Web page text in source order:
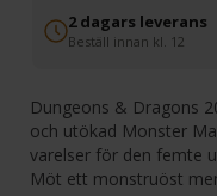
2 dagars leverans
Beställ innan kl. 12
Dungeons & Dragons
och utökad Monster
varelser för den femte
Möt ett monstruöst